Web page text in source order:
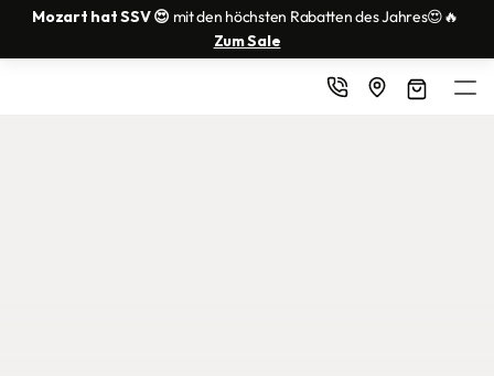
Mozart hat SSV 😍
Zum Sale